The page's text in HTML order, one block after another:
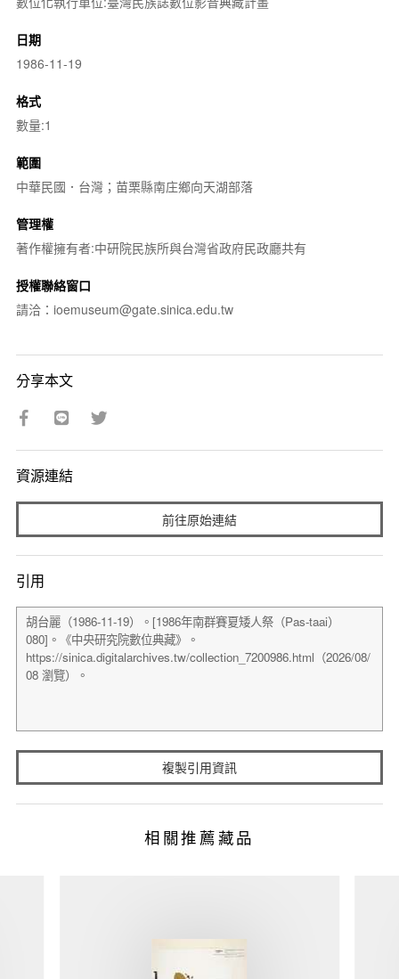
日期
1986-11-19
格式
數量:1
範圍
中華民國．台灣；苗栗縣南庄鄉向天湖部落
管理權
著作權擁有者:中研院民族所與台灣省政府民政廳共有
授權聯絡窗口
請洽：ioemuseum@gate.sinica.edu.tw
分享本文
資源連結
前往原始連結
引用
複製引用資訊
相關推薦藏品